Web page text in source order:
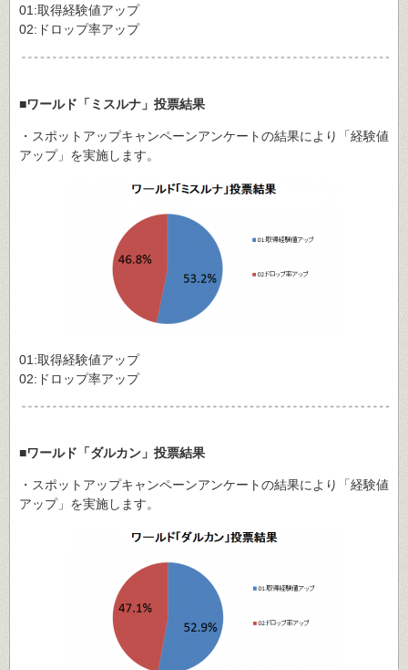
01:取得経験値アップ
02:ドロップ率アップ
■ワールド「ミスルナ」投票結果
・スポットアップキャンペーンアンケートの結果により「経験値
アップ」を実施します。
01:取得経験値アップ
02:ドロップ率アップ
■ワールド「ダルカン」投票結果
・スポットアップキャンペーンアンケートの結果により「経験値
アップ」を実施します。